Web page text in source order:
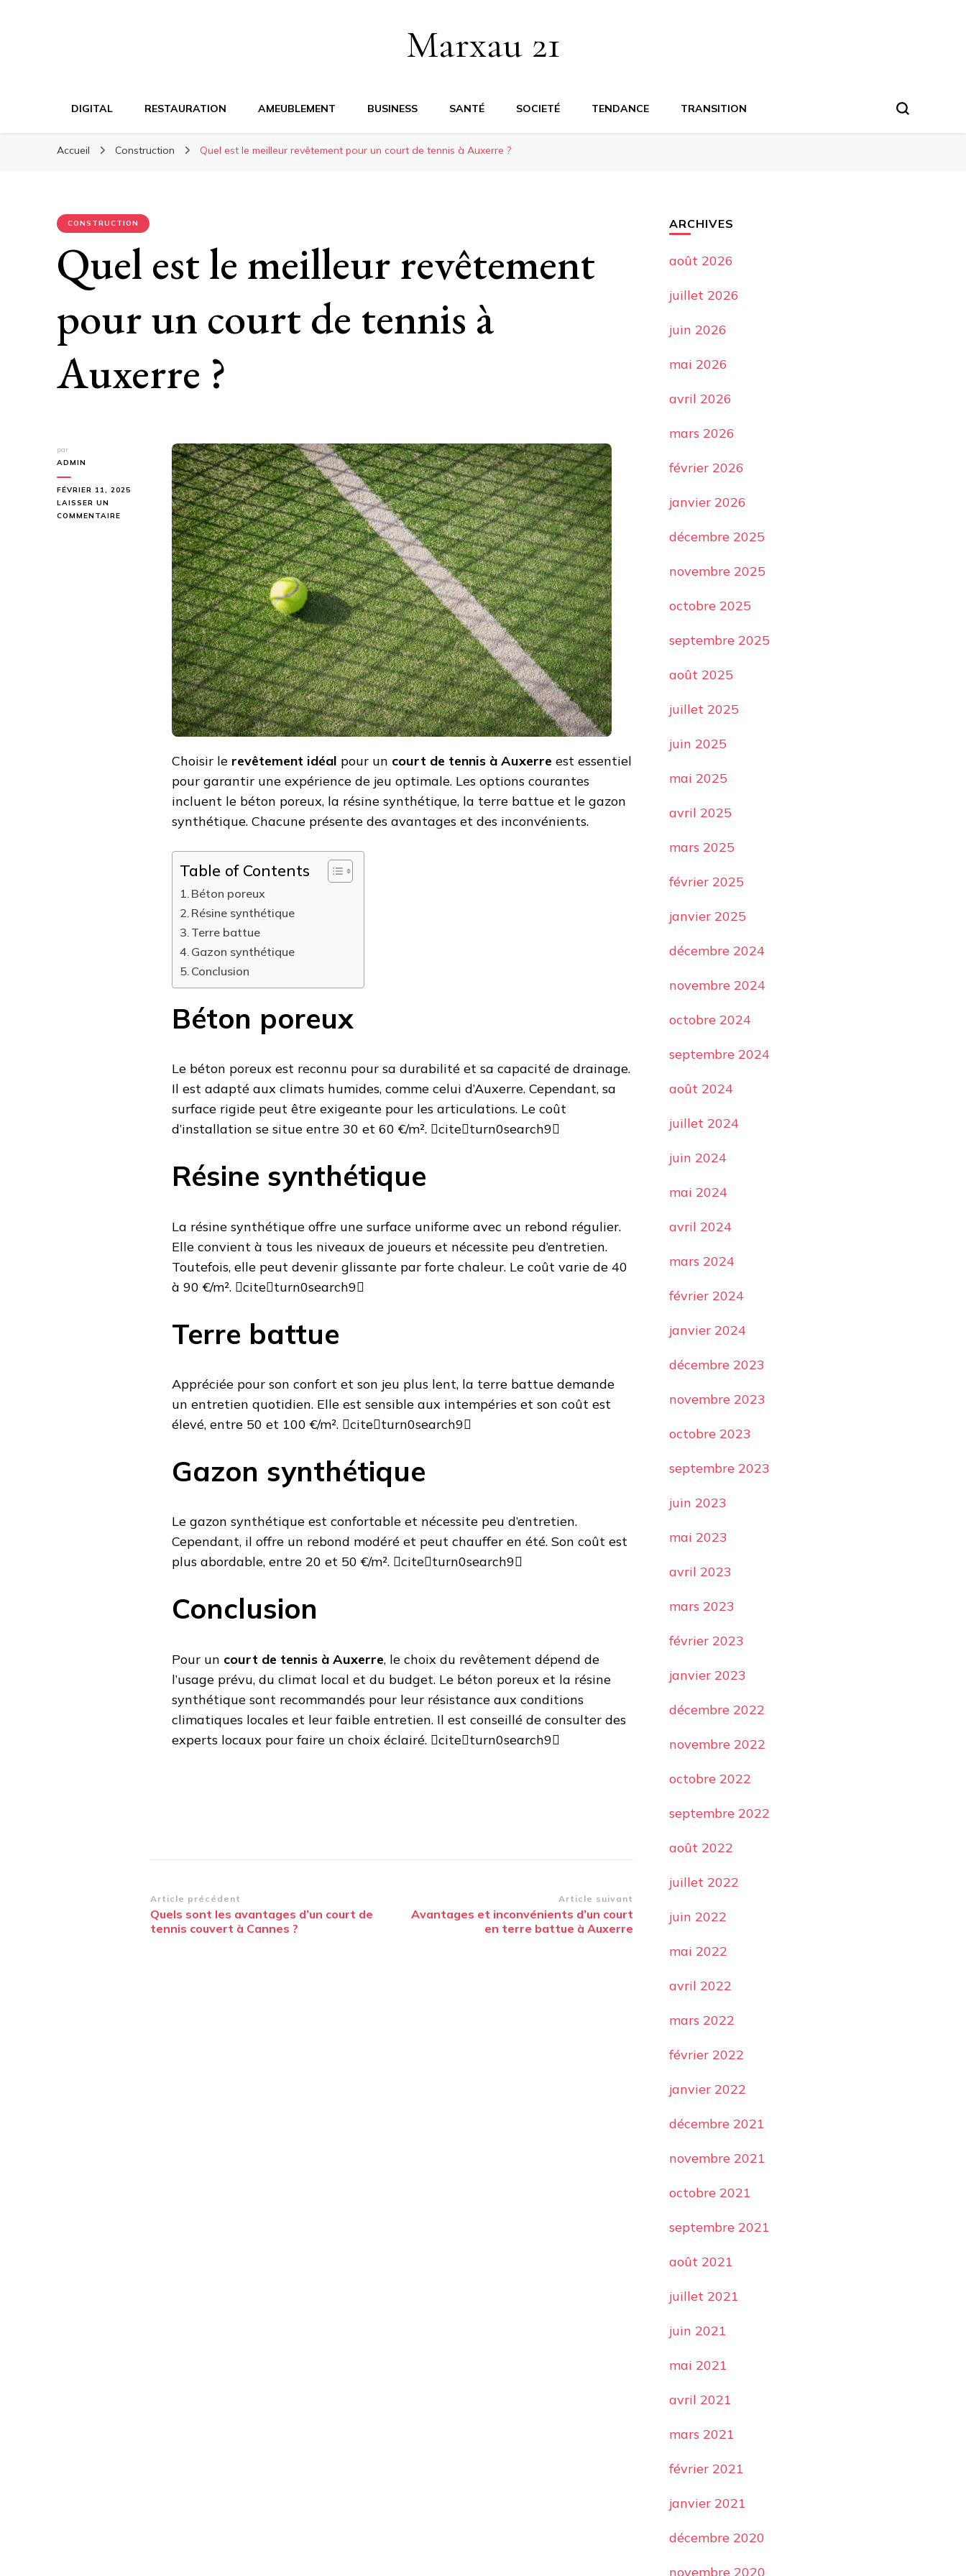
Marxau 21
DIGITAL RESTAURATION AMEUBLEMENT BUSINESS SANTÉ SOCIETÉ TENDANCE TRANSITION
Accueil Construction Quel est le meilleur revêtement pour un court de tennis à Auxerre ?
CONSTRUCTION
Quel est le meilleur revêtement
pour un court de tennis à
Auxerre ?
par
ADMIN
FÉVRIER 11, 2025
LAISSER UN
COMMENTAIRE
REVÊTEMENT
Choisir le revêtement idéal pour un court de tennis à Auxerre est essentiel
pour garantir une expérience de jeu optimale. Les options courantes
incluent le béton poreux, la résine synthétique, la terre battue et le gazon
synthétique. Chacune présente des avantages et des inconvénients.
Table of Contents
Béton poreux
Résine synthétique
Terre battue
Gazon synthétique
Conclusion
Béton poreux
Le béton poreux est reconnu pour sa durabilité et sa capacité de drainage.
Il est adapté aux climats humides, comme celui d’Auxerre. Cependant, sa
surface rigide peut être exigeante pour les articulations. Le coût
d’installation se situe entre 30 et 60 €/m². citeturn0search9
Résine synthétique
La résine synthétique offre une surface uniforme avec un rebond régulier.
Elle convient à tous les niveaux de joueurs et nécessite peu d’entretien.
Toutefois, elle peut devenir glissante par forte chaleur. Le coût varie de 40
à 90 €/m². citeturn0search9
Terre battue
Appréciée pour son confort et son jeu plus lent, la terre battue demande
un entretien quotidien. Elle est sensible aux intempéries et son coût est
élevé, entre 50 et 100 €/m². citeturn0search9
Gazon synthétique
Le gazon synthétique est confortable et nécessite peu d’entretien.
Cependant, il offre un rebond modéré et peut chauffer en été. Son coût est
plus abordable, entre 20 et 50 €/m². citeturn0search9
Conclusion
Pour un court de tennis à Auxerre, le choix du revêtement dépend de
l’usage prévu, du climat local et du budget. Le béton poreux et la résine
synthétique sont recommandés pour leur résistance aux conditions
climatiques locales et leur faible entretien. Il est conseillé de consulter des
experts locaux pour faire un choix éclairé. citeturn0search9
Navigation
d’article
Article précédent
Quels sont les avantages d’un court de
tennis couvert à Cannes ?
Article suivant
Avantages et inconvénients d’un court
en terre battue à Auxerre
ARCHIVES
août 2026
juillet 2026
juin 2026
mai 2026
avril 2026
mars 2026
février 2026
janvier 2026
décembre 2025
novembre 2025
octobre 2025
septembre 2025
août 2025
juillet 2025
juin 2025
mai 2025
avril 2025
mars 2025
février 2025
janvier 2025
décembre 2024
novembre 2024
octobre 2024
septembre 2024
août 2024
juillet 2024
juin 2024
mai 2024
avril 2024
mars 2024
février 2024
janvier 2024
décembre 2023
novembre 2023
octobre 2023
septembre 2023
juin 2023
mai 2023
avril 2023
mars 2023
février 2023
janvier 2023
décembre 2022
novembre 2022
octobre 2022
septembre 2022
août 2022
juillet 2022
juin 2022
mai 2022
avril 2022
mars 2022
février 2022
janvier 2022
décembre 2021
novembre 2021
octobre 2021
septembre 2021
août 2021
juillet 2021
juin 2021
mai 2021
avril 2021
mars 2021
février 2021
janvier 2021
décembre 2020
novembre 2020